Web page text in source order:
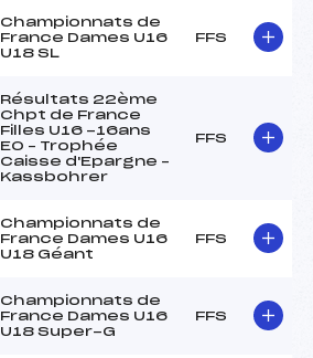
Championnats de
France Dames U16
U18 SL
FFS
Résultats 22ème
Chpt de France
Filles U16 -16ans
EO – Trophée
Caisse d'Epargne –
Kassbohrer
FFS
Championnats de
France Dames U16
U18 Géant
FFS
Championnats de
France Dames U16
U18 Super-G
FFS